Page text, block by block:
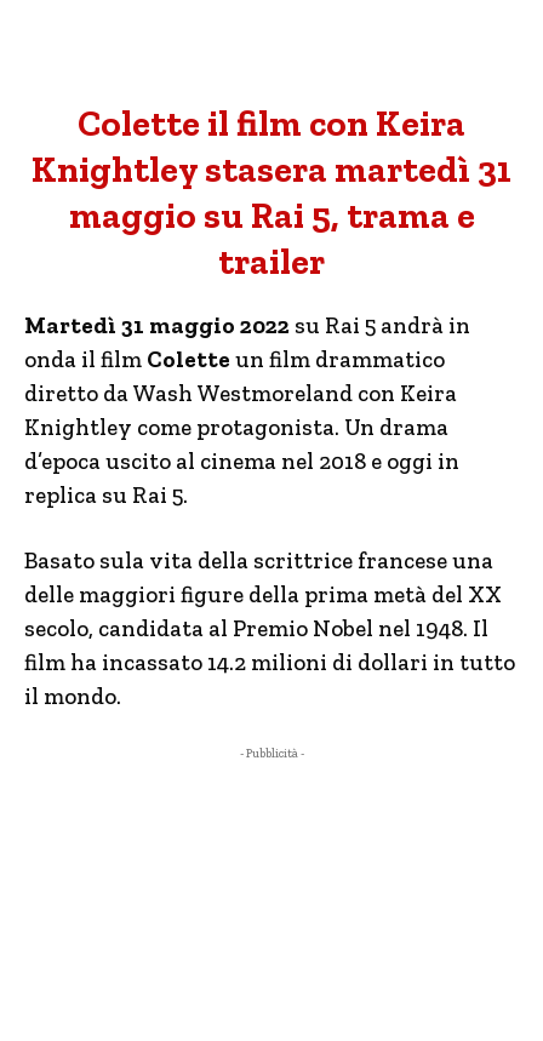
Colette il film con Keira
Knightley stasera martedì 31
maggio su Rai 5, trama e
trailer
Martedì 31 maggio 2022 su Rai 5 andrà in
onda il film Colette un film drammatico
diretto da Wash Westmoreland con Keira
Knightley come protagonista. Un drama
d’epoca uscito al cinema nel 2018 e oggi in
replica su Rai 5.
Basato sula vita della scrittrice francese una
delle maggiori figure della prima metà del XX
secolo, candidata al Premio Nobel nel 1948. Il
film ha incassato 14.2 milioni di dollari in tutto
il mondo.
- Pubblicità -